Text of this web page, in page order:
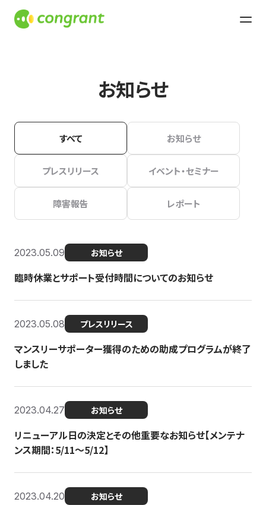
お知らせ
すべて お知らせ
プレスリリース イベント・セミナー
障害報告 レポート
2023.05.09 お知らせ
臨時休業とサポート受付時間についてのお知らせ
2023.05.08 プレスリリース
マンスリーサポーター獲得のための助成プログラムが終了
しました
2023.04.27 お知らせ
リニューアル日の決定とその他重要なお知らせ【メンテナ
ンス期間：5/11～5/12】
2023.04.20 お知らせ